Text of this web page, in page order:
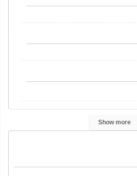
مسلسل اخي, اخي, الحلقة 16
,
Show more